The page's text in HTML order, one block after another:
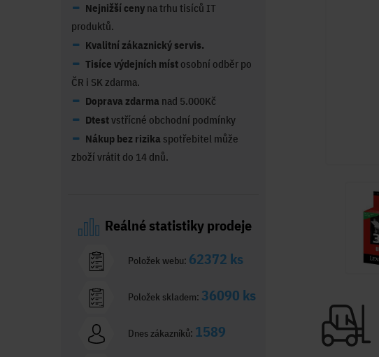
Nejnižší ceny na trhu tisíců IT
produktů.
Kvalitní zákaznický servis.
Tisíce výdejních míst osobní odběr po
ČR i SK zdarma.
Doprava zdarma nad 5.000Kč
Dtestvstřícné obchodní podmínky
Nákup bez rizika spotřebitel může
zboží vrátit do 14 dnů.
Reálné statistiky prodeje
Položek webu: 62372 ks
Položek skladem: 36090 ks
Dnes zákazníků: 1589